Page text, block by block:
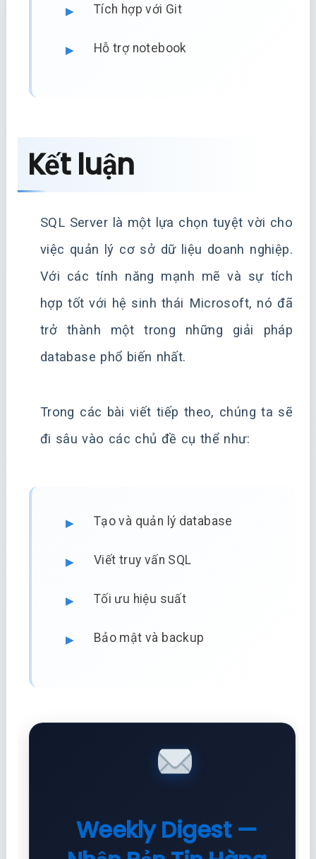
Tích hợp với Git
Hỗ trợ notebook
Kết luận
SQL Server là một lựa chọn tuyệt vời cho
việc quản lý cơ sở dữ liệu doanh nghiệp.
Với các tính năng mạnh mẽ và sự tích
hợp tốt với hệ sinh thái Microsoft, nó đã
trở thành một trong những giải pháp
database phổ biến nhất.
Trong các bài viết tiếp theo, chúng ta sẽ
đi sâu vào các chủ đề cụ thể như:
Tạo và quản lý database
Viết truy vấn SQL
Tối ưu hiệu suất
Bảo mật và backup
Weekly Digest —